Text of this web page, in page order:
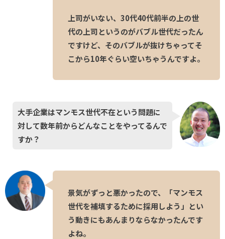
上司がいない、30代40代前半の上の世
代の上司というのがバブル世代だったん
ですけど、そのバブルが抜けちゃってそ
こから10年ぐらい空いちゃうんですよ。
大手企業はマンモス世代不在という問題に
対して数年前からどんなことをやってるんで
すか？
景気がずっと悪かったので、「マンモス
世代を補填するために採用しよう」とい
う動きにもあんまりならなかったんです
よね。